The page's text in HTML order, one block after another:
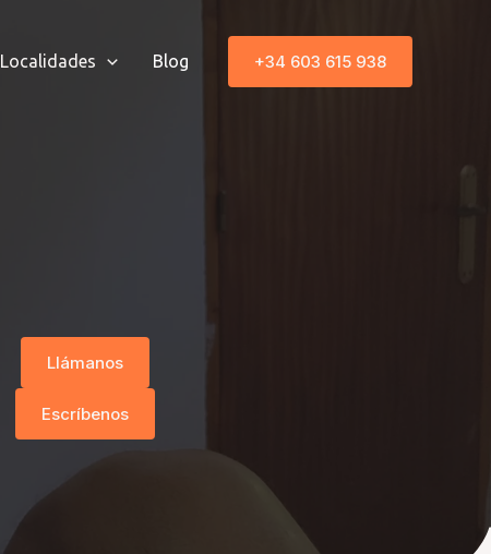
Localidades Blog +34 603 615 938
Llámanos
Escríbenos